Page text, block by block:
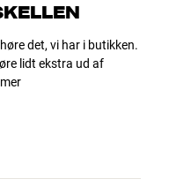
det, vi har i butikken.
lidt ekstra ud af